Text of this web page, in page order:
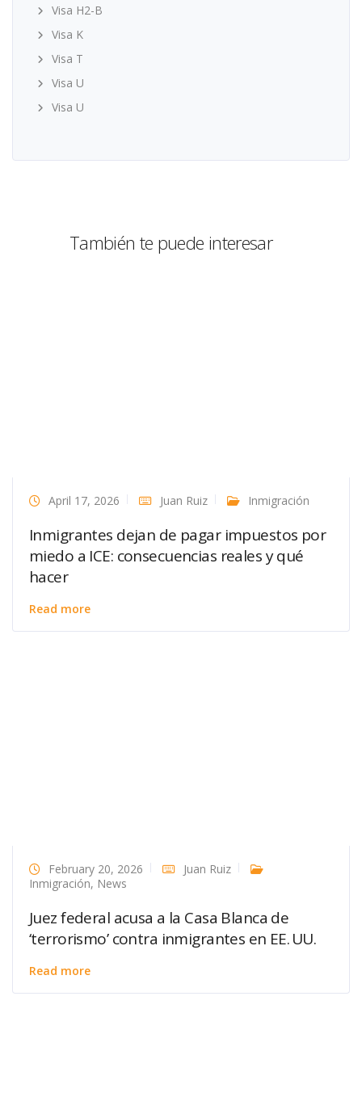
Visa H2-B
Visa K
Visa T
Visa U
Visa U
También te puede interesar
April 17, 2026 Juan Ruiz Inmigración
Inmigrantes dejan de pagar impuestos por
miedo a ICE: consecuencias reales y qué
hacer
Read more
February 20, 2026
Juan Ruiz
Inmigración, News
Juez federal acusa a la Casa Blanca de
‘terrorismo’ contra inmigrantes en EE. UU.
Read more